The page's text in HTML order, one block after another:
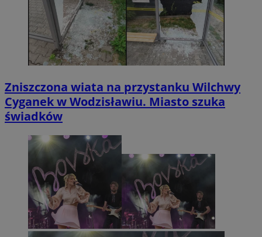
Zniszczona wiata na przystanku Wilchwy
Cyganek w Wodzisławiu. Miasto szuka
świadków